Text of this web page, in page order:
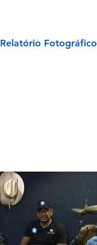
Relatório Fotográfico